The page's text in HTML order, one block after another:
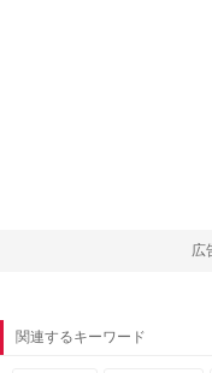
広
関連するキーワード